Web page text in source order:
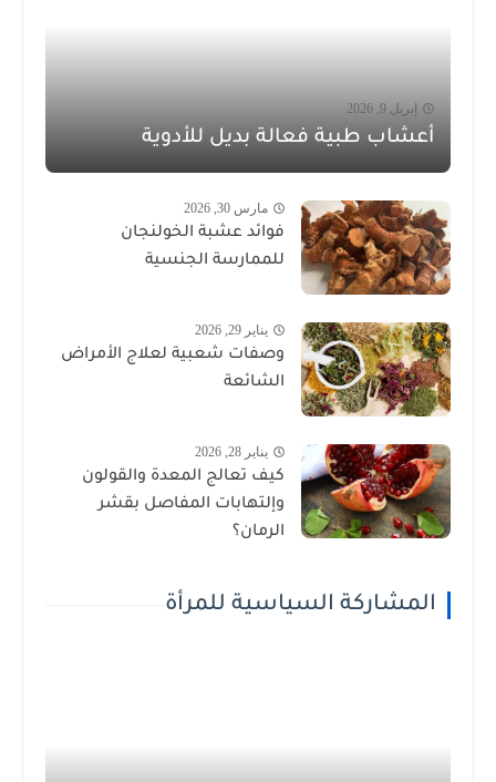
إبريل 9, 2026
أعشاب طبية فعالة بديل للأدوية
مارس 30, 2026
فوائد عشبة الخولنجان
للممارسة الجنسية
يناير 29, 2026
وصفات شعبية لعلاج الأمراض
الشائعة
يناير 28, 2026
كيف تعالج المعدة والقولون
وإلتهابات المفاصل بقشر
الرمان؟
المشاركة السياسية للمرأة